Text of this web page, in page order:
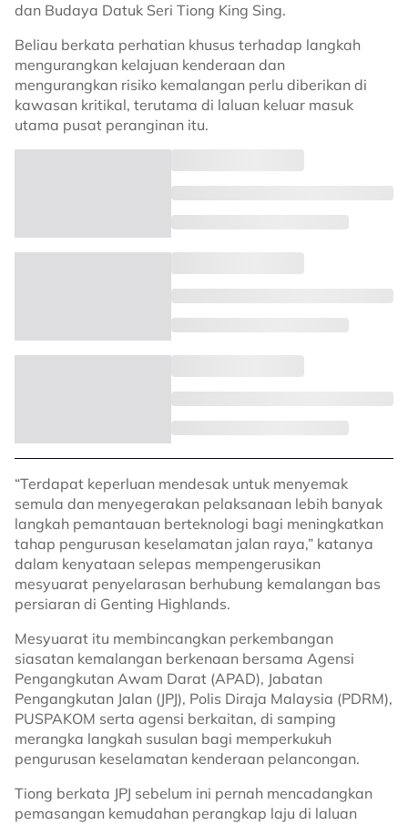
dan Budaya Datuk Seri Tiong King Sing.
Beliau berkata perhatian khusus terhadap langkah
mengurangkan kelajuan kenderaan dan
mengurangkan risiko kemalangan perlu diberikan di
kawasan kritikal, terutama di laluan keluar masuk
utama pusat peranginan itu.
“Terdapat keperluan mendesak untuk menyemak
semula dan menyegerakan pelaksanaan lebih banyak
langkah pemantauan berteknologi bagi meningkatkan
tahap pengurusan keselamatan jalan raya,” katanya
dalam kenyataan selepas mempengerusikan
mesyuarat penyelarasan berhubung kemalangan bas
persiaran di Genting Highlands.
Mesyuarat itu membincangkan perkembangan
siasatan kemalangan berkenaan bersama Agensi
Pengangkutan Awam Darat (APAD), Jabatan
Pengangkutan Jalan (JPJ), Polis Diraja Malaysia (PDRM),
PUSPAKOM serta agensi berkaitan, di samping
merangka langkah susulan bagi memperkukuh
pengurusan keselamatan kenderaan pelancongan.
Tiong berkata JPJ sebelum ini pernah mencadangkan
pemasangan kemudahan perangkap laju di laluan